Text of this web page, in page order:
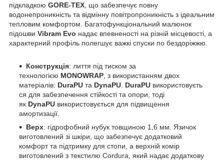
підкладкою GORE-TEX , що забезпечує повну
водонепроникність та відмінну повітропроникність з ідеальним
тепловим комфортом. Багатофункціональний малюнок
підошви Vibram Evo надає впевненості на різній місцевості, а
характерний профіль полегшує важкі спуски по бездоріжжю.
Конструкція: лиття під тиском за
технологією MONOWRAP , з використанням двох
матеріалів: DuraPU та DynaPU DuraPU використовуєть
ся для забезпечення стійкості та опори, тоді
як DynaPU використовується для підвищення
амортизації.
Верх: гідрофобний нубук товщиною 1,6 мм. Язичок
виготовлений зі шкіри, що забезпечує додатковий
комфорт та підтримку для стопи, а верхній комір
виготовлений з текстилю Cordura, який надає додаткову